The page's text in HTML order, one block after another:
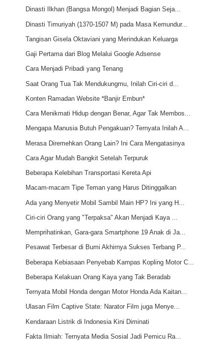
Dinasti Ilkhan (Bangsa Mongol) Menjadi Bagian Seja...
Dinasti Timuriyah (1370-1507 M) pada Masa Kemundur...
Tangisan Gisela Oktaviani yang Merindukan Keluarga
Gaji Pertama dari Blog Melalui Google Adsense
Cara Menjadi Pribadi yang Tenang
Saat Orang Tua Tak Mendukungmu, Inilah Ciri-ciri d...
Konten Ramadan Website *Banjir Embun*
Cara Menikmati Hidup dengan Benar, Agar Tak Membos...
Mengapa Manusia Butuh Pengakuan? Ternyata Inilah A...
Merasa Diremehkan Orang Lain? Ini Cara Mengatasinya
Cara Agar Mudah Bangkit Setelah Terpuruk
Beberapa Kelebihan Transportasi Kereta Api
Macam-macam Tipe Teman yang Harus Ditinggalkan
Ada yang Menyetir Mobil Sambil Main HP? Ini yang H...
Ciri-ciri Orang yang "Terpaksa" Akan Menjadi Kaya ...
Memprihatinkan, Gara-gara Smartphone 19 Anak di Ja...
Pesawat Terbesar di Bumi Akhirnya Sukses Terbang P...
Beberapa Kebiasaan Penyebab Kampas Kopling Motor C...
Beberapa Kelakuan Orang Kaya yang Tak Beradab
Ternyata Mobil Honda dengan Motor Honda Ada Kaitan...
Ulasan Film Captive State: Narator Film juga Menye...
Kendaraan Listrik di Indonesia Kini Diminati
Fakta Ilmiah: Ternyata Media Sosial Jadi Pemicu Ra...